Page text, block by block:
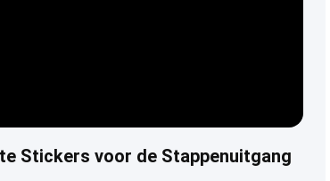
Stickers voor de Stappenuitgang